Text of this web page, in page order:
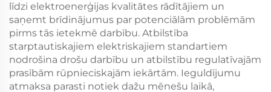
līdzi elektroenerģijas kvalitātes rādītājiem un
saņemt brīdinājumus par potenciālām problēmām
pirms tās ietekmē darbību. Atbilstība
starptautiskajiem elektriskajiem standartiem
nodrošina drošu darbību un atbilstību regulatīvajām
prasībām rūpnieciskajām iekārtām. Ieguldījumu
atmaksa parasti notiek dažu mēnešu laikā,